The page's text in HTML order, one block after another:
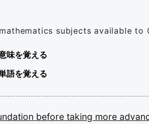
subjects available to
味を覚える
語を覚える
before taking more